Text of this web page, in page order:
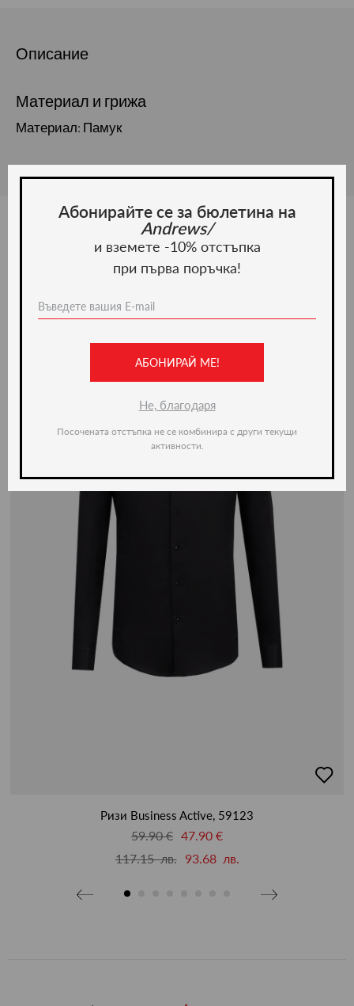
Описание
Материал и грижа
Материал: Памук
Ние препоръчваме
-20%
в
Ризи Business Active, 59123
59.90 € 47.90 €
117.15 лв.
93.68 лв.
Абонирайте се за бюлетина на
Andrews/
и вземете -10% отстъпка
при първа поръчка!
АБОНИРАЙ МЕ!
Не, благодаря
Посочената отстъпка не се комбинира с други текущи
активности.